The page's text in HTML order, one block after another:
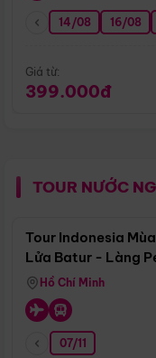
14/08 16/08
Giá từ:
399.000đ
TOUR NƯỚC
Tour Indonesia
Lửa Batur - Làng
Hồ Chí Minh
07/11